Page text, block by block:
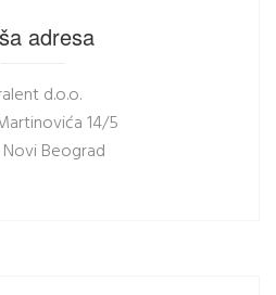
adresa
d.o.o.
14/5
Novi Beograd